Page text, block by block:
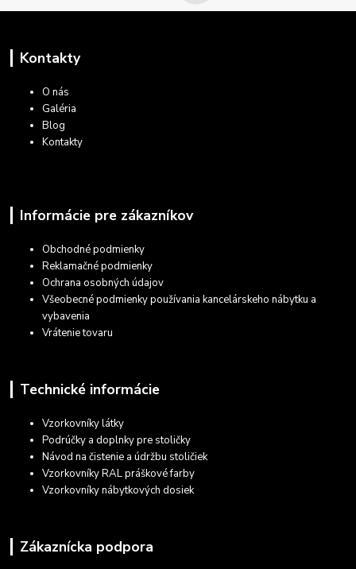
Kontakty
O nás
Galéria
Blog
Kontakty
Informácie pre zákazníkov
Obchodné podmienky
Reklamačné podmienky
Ochrana osobných údajov
Všeobecné podmienky používania kancelárskeho nábytku a
vybavenia
Vrátenie tovaru
Technické informácie
Vzorkovníky látky
Podrúčky a doplnky pre stoličky
Návod na čistenie a údržbu stoličiek
Vzorkovníky RAL práškové farby
Vzorkovníky nábytkových dosiek
Zákaznícka podpora